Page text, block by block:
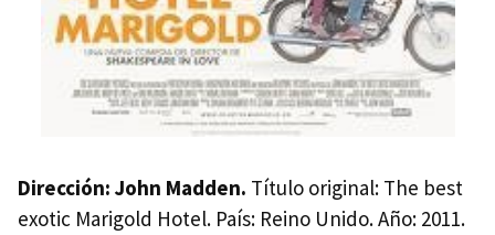
Dirección: John Madden. Título original: The best
exotic Marigold Hotel. País: Reino Unido. Año: 2011.